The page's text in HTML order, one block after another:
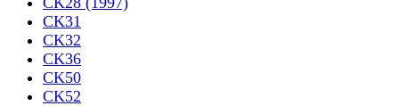
CK31
CK32
CK36
CK50
CK52